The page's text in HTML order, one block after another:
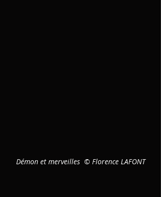
Démon et merveilles  © Florence LAFONT